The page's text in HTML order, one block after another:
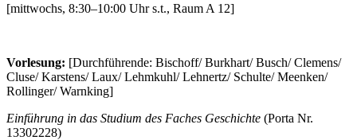
[mittwochs, 8:30–10:00 Uhr s.t., Raum A 12]
Vorlesung: [Durchführende: Bischoff/ Burkhart/ Busch/ Clemens/
Cluse/ Karstens/ Laux/ Lehmkuhl/ Lehnertz/ Schulte/ Meenken/
Rollinger/ Warnking]
Einführung in das Studium des Faches Geschichte (Porta Nr.
13302228)